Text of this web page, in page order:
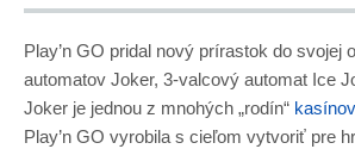
Play’n GO pridal nový prírastok do svojej
automatov Joker, 3-valcový automat Ice
Joker je jednou z mnohých „rodín“
Play’n GO vyrobila s cieľom vytvoriť pre